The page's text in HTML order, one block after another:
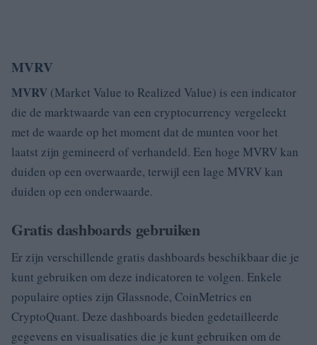
MVRV
MVRV (Market Value to Realized Value) is een indicator
die de marktwaarde van een cryptocurrency vergeleekt
met de waarde op het moment dat de munten voor het
laatst zijn gemineerd of verhandeld. Een hoge MVRV kan
duiden op een overwaarde, terwijl een lage MVRV kan
duiden op een onderwaarde.
Gratis dashboards gebruiken
Er zijn verschillende gratis dashboards beschikbaar die je
kunt gebruiken om deze indicatoren te volgen. Enkele
populaire opties zijn Glassnode, CoinMetrics en
CryptoQuant. Deze dashboards bieden gedetailleerde
gegevens en visualisaties die je kunt gebruiken om de